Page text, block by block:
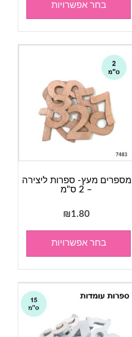
בחר אפשרויות
מספרים מעץ- ספרות ליצירה
– 2 ס"מ
₪1.80
בחר אפשרויות